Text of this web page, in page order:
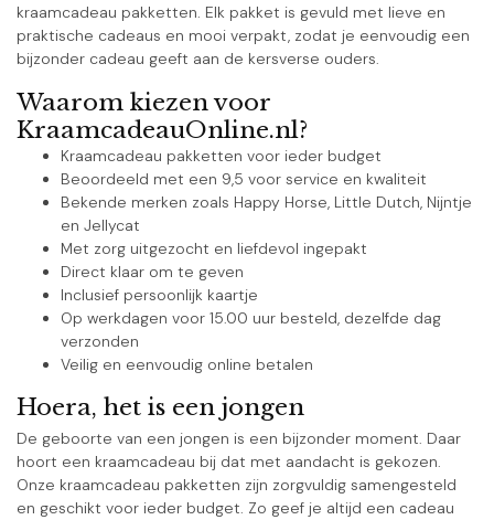
kraamcadeau pakketten. Elk pakket is gevuld met lieve en
praktische cadeaus en mooi verpakt, zodat je eenvoudig een
bijzonder cadeau geeft aan de kersverse ouders.
Waarom kiezen voor
KraamcadeauOnline.nl?
Kraamcadeau pakketten voor ieder budget
Beoordeeld met een 9,5 voor service en kwaliteit
Bekende merken zoals Happy Horse, Little Dutch, Nijntje
en Jellycat
Met zorg uitgezocht en liefdevol ingepakt
Direct klaar om te geven
Inclusief persoonlijk kaartje
Op werkdagen voor 15.00 uur besteld, dezelfde dag
verzonden
Veilig en eenvoudig online betalen
Hoera, het is een jongen
De geboorte van een jongen is een bijzonder moment. Daar
hoort een kraamcadeau bij dat met aandacht is gekozen.
Onze kraamcadeau pakketten zijn zorgvuldig samengesteld
en geschikt voor ieder budget. Zo geef je altijd een cadeau